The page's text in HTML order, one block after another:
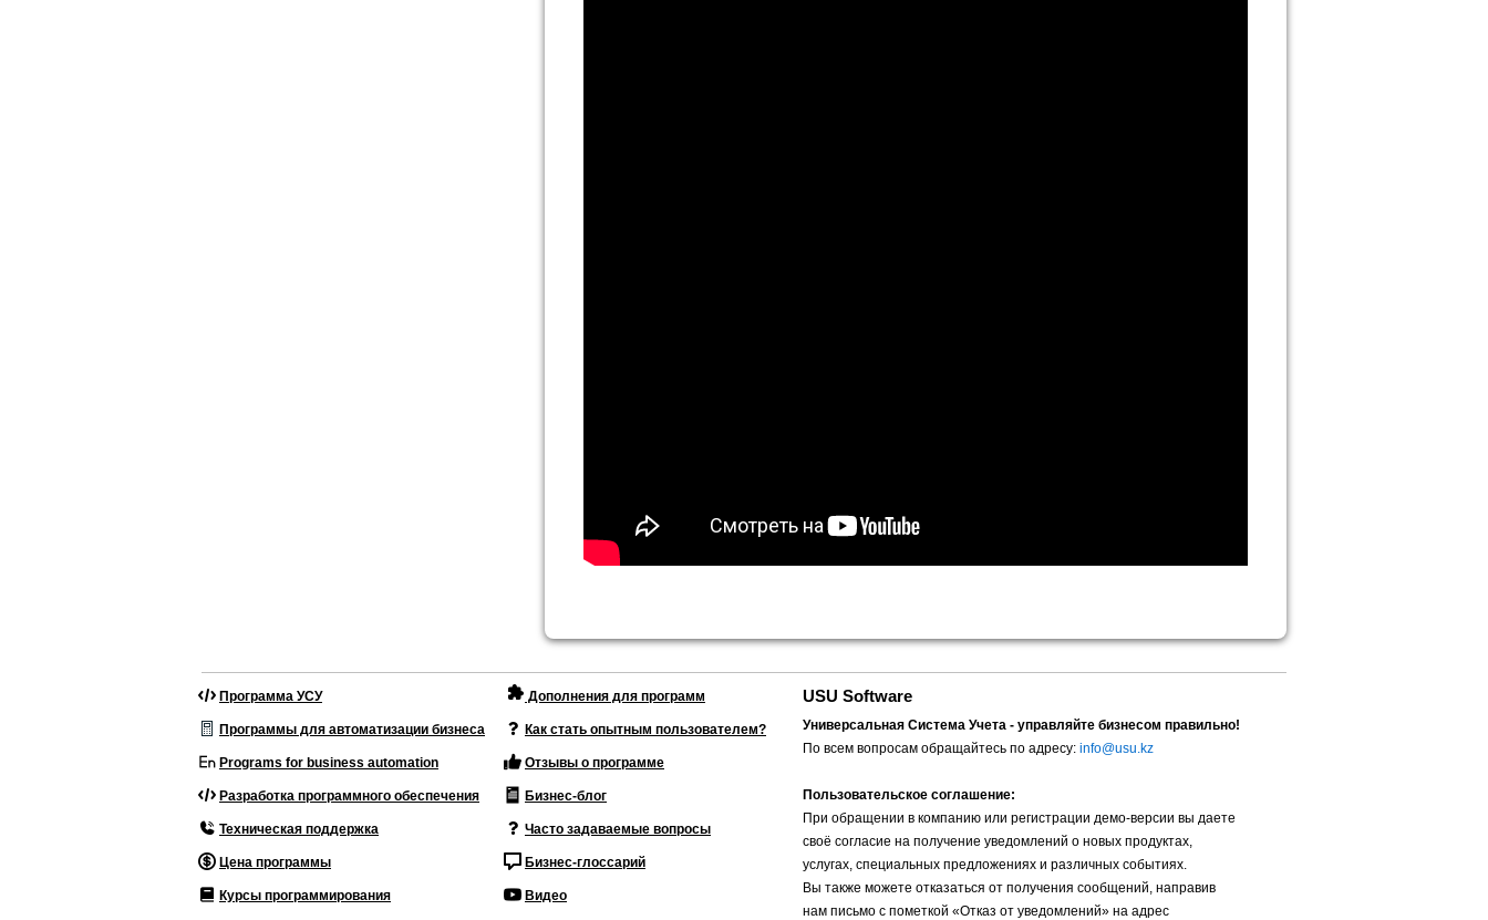
Программа УСУ
Программы для автоматизации бизнеса
Programs for business automation
Разработка программного обеспечения
Техническая поддержка
Цена программы
Курсы программирования
Дополнения для программ
Как стать опытным пользователем?
Отзывы о программе
Бизнес-блог
Часто задаваемые вопросы
Бизнес-глоссарий
Видео
USU Software
Универсальная Система Учета - управляйте бизнесом правильно!
По всем вопросам обращайтесь по адресу: info@usu.kz
Пользовательское соглашение:
При обращении в компанию или регистрации демо-версии вы даете
своё согласие на получение уведомлений о новых продуктах,
услугах, специальных предложениях и различных событиях.
Вы также можете отказаться от получения сообщений, направив
нам письмо с пометкой «Отказ от уведомлений» на адрес